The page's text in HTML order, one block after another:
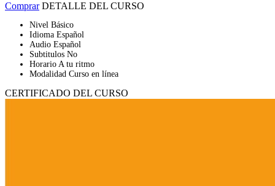
Comprar DETALLE DEL CURSO
Nivel Básico
Idioma Español
Audio Español
Subtitulos No
Horario A tu ritmo
Modalidad Curso en línea
CERTIFICADO DEL CURSO